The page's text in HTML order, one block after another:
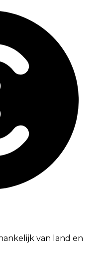
van land en